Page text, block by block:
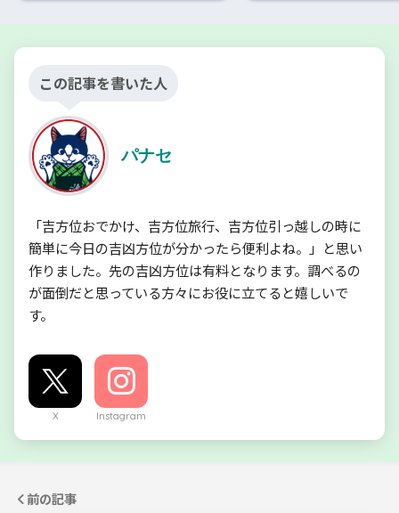
この記事を書いた人
パナセ
「吉方位おでかけ、吉方位旅行、吉方位引っ越しの時に
簡単に今日の吉凶方位が分かったら便利よね。」と思い
作りました。先の吉凶方位は有料となります。調べるの
が面倒だと思っている方々にお役に立てると嬉しいで
す。
X Instagram
前の記事